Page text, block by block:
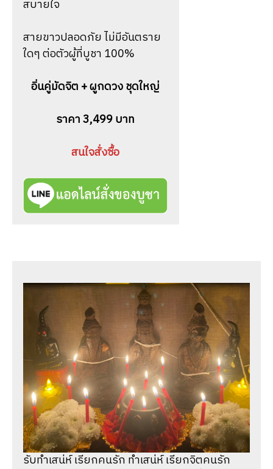
สบายใจ
สายขาวปลอดภัย ไม่มีอันตราย
ใดๆ ต่อตัวผู้ที่บูชา 100%
อิ่นคู่มัดจิต + ผูกดวง ชุดใหญ่
ราคา 3,499 บาท
สนใจสั่งซื้อ
รับทำเสน่ห์ เรียกคนรัก ทำเสน่ห์ เรียกจิตคนรัก